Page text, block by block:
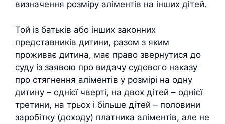
визначення розміру аліментів на інших дітей.
Той із батьків або інших законних
представників дитини, разом з яким
проживає дитина, має право звернутися до
суду із заявою про видачу судового наказу
про стягнення аліментів у розмірі на одну
дитину – однієї чверті, на двох дітей – однієї
третини, на трьох і більше дітей – половини
заробітку (доходу) платника аліментів, але не